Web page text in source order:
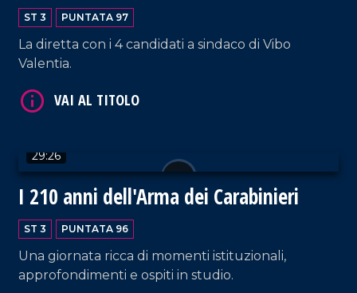
ST 3 PUNTATA 97
La diretta con i 4 candidati a sindaco di Vibo
Valentia.
29:26
I 210 anni dell'Arma dei Carabinieri
ST 3 PUNTATA 96
Una giornata ricca di momenti istituzionali,
approfondimenti e ospiti in studio.
VAI AL TITOLO
VAI AL TITOLO